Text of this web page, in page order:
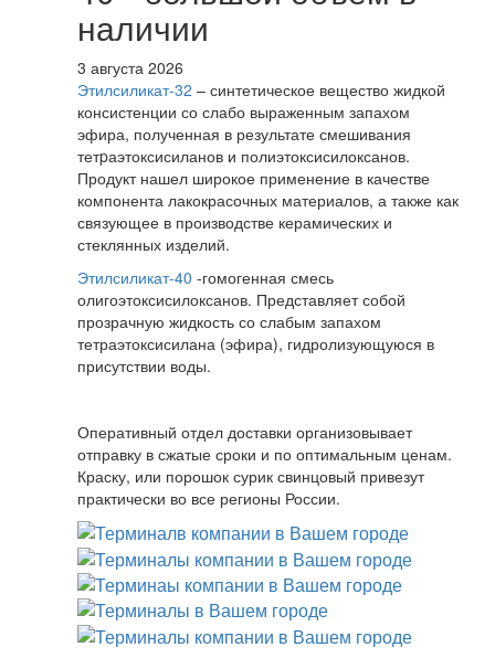
наличии
3 августа 2026
Этилсиликат-32 – синтетическое вещество жидкой
консистенции со слабо выраженным запахом
эфира, полученная в результате смешивания
тетpаэтоксисиланов и полиэтоксисилоксанов.
Продукт нашел широкое применение в качестве
компонента лакокрасочных материалов, а также как
связующее в производстве керамических и
стеклянных изделий.
Этилсиликат-40 -гомогенная смесь
олигоэтоксисилоксанов. Представляет собой
прозрачную жидкость со слабым запахом
тетраэтоксисилана (эфира), гидролизующуюся в
присутствии воды.
Оперативный отдел доставки организовывает
отправку в сжатые сроки и по оптимальным ценам.
Краску, или порошок сурик свинцовый привезут
практически во все регионы России.